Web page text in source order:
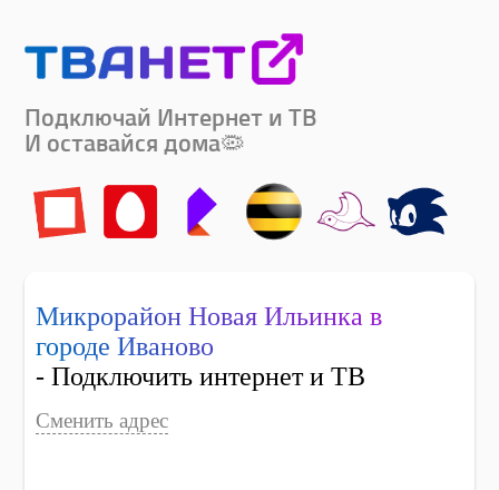
Подключай Интернет и ТВ
И оставайся дома🦠
Микрорайон Новая Ильинка в
городе Иваново
- Подключить интернет и ТВ
Сменить адрес